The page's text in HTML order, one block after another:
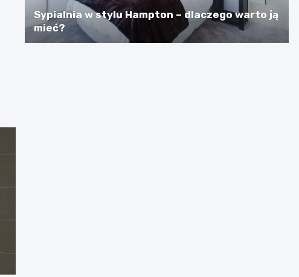
Sypialnia w stylu Hampton – dlaczego warto ją
mieć?